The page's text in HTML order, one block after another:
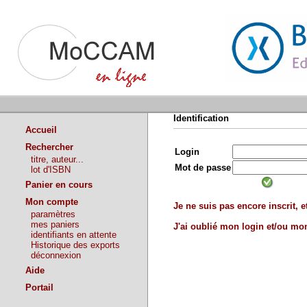
Accueil
Rechercher
titre, auteur...
lot d'ISBN
Panier en cours
Mon compte
paramètres
mes paniers
identifiants en attente
Historique des exports
déconnexion
Aide
Portail
Identification
Login
Mot de passe
Je ne suis pas encore inscrit,
J'ai oublié mon login et/ou